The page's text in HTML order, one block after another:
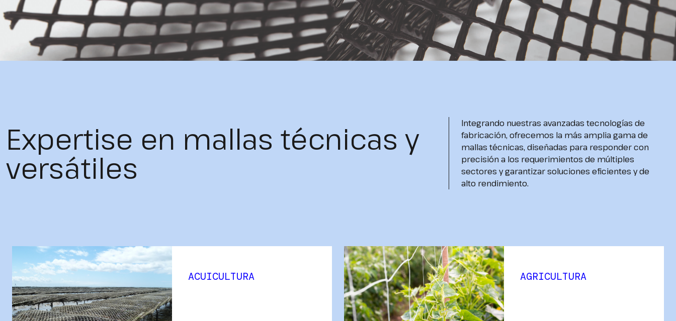
Expertise en mallas técnicas y
versátiles
Integrando nuestras avanzadas tecnologías de
fabricación, ofrecemos la más amplia gama de
mallas técnicas, diseñadas para responder con
precisión a los requerimientos de múltiples
sectores y garantizar soluciones eficientes y de
alto rendimiento.
ACUICULTURA
Los profesionales del sector de la acuicultura y la industria
pesquera tienen que hacer frente a múltiples situaciones
a lo largo del ciclo de cultivo y de extracción de las
distintas especies marinas (ostras, camarones, mejillones,
AGRICULTURA